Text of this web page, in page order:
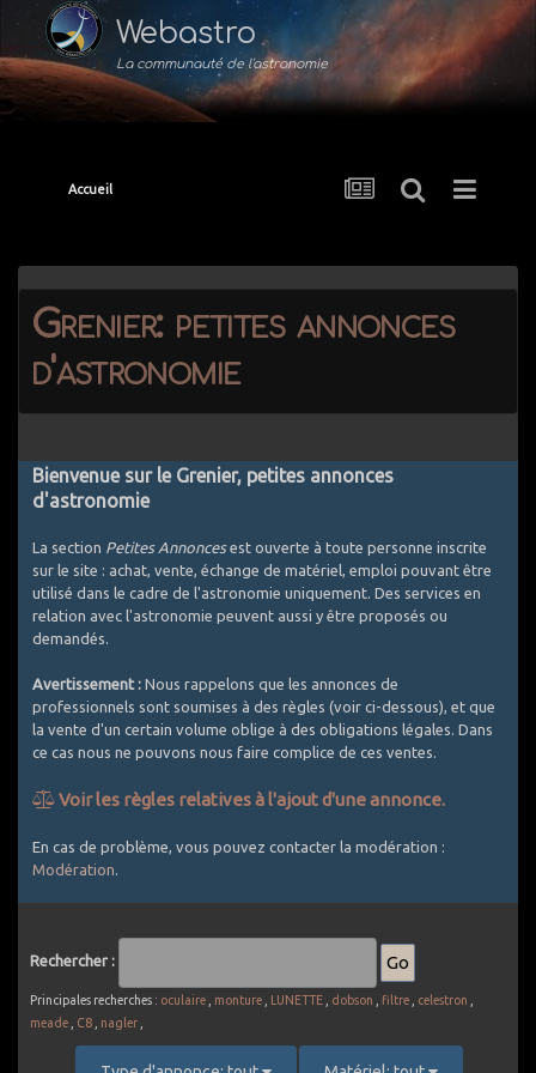
Webastro
La communauté de l'astronomie
Accueil
Grenier: petites annonces
d'astronomie
Bienvenue sur le Grenier, petites annonces
d'astronomie
La section Petites Annoncesest ouverte à toute personne inscrite
sur le site : achat, vente, échange de matériel, emploi pouvant être
utilisé dans le cadre de l'astronomie uniquement. Des services en
relation avec l'astronomie peuvent aussi y être proposés ou
demandés.
Avertissement : Nous rappelons que les annonces de
professionnels sont soumises à des règles (voir ci-dessous), et que
la vente d'un certain volume oblige à des obligations légales. Dans
ce cas nous ne pouvons nous faire complice de ces ventes.
Voir les règles relatives à l'ajout d'une annonce.
Comment bien utiliser les Petites Annonces ?
possible l'objet de l'annonce
le matériel photographique si spécifique astro (APN défiltrés,
filtres, intervallometre, objectifs avec bague raccord pour CCD
... ou packs comprenant au moins une composante témoignant
d'un usage astro). Le matériel photo généraliste est exclu (APN
batteries, sacs de transport, ...). Une petite exception pour les
En cas de problème, vous pouvez contacter la modération :
Modération.
Rechercher :
Principales recherches : oculaire monture LUNETTE dobson filtre celestron
meade
C8 nagler